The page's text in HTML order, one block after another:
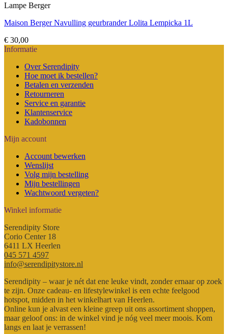
Lampe Berger
Maison Berger Navulling geurbrander Lolita Lempicka 1L
€ 30,00
Informatie
Over Serendipity
Hoe moet ik bestellen?
Betalen en verzenden
Retourneren
Service en garantie
Klantenservice
Kadobonnen
Mijn account
Account bewerken
Wenslijst
Volg mijn bestelling
Mijn bestellingen
Wachtwoord vergeten?
Winkel informatie
Serendipity Store
Corio Center 18
6411 LX Heerlen
045 571 4597
info@serendipitystore.nl
Serendipity – waar je nét dat ene leuke vindt, zonder ernaar op zoek
te zijn. Onze cadeau- en lifestylewinkel is een echte feelgood
hotspot, midden in het winkelhart van Heerlen.
Online kun je alvast een kleine greep uit ons assortiment shoppen,
maar geloof ons: in de winkel vind je nóg veel meer moois. Kom
langs en laat je verrassen!